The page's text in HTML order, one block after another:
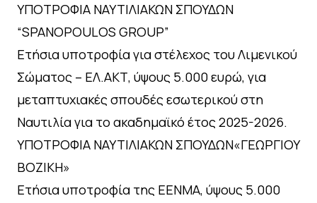
ΥΠΟΤΡΟΦΙΑ ΝΑΥΤΙΛΙΑΚΩΝ ΣΠΟΥΔΩΝ
“SPANOPOULOS GROUP”
Ετήσια υποτροφία για στέλεχος του Λιμενικού
Σώματος – ΕΛ.ΑΚΤ, ύψους 5.000 ευρώ, για
μεταπτυχιακές σπουδές εσωτερικού στη
Ναυτιλία για το ακαδημαϊκό έτος 2025-2026.
ΥΠΟΤΡΟΦΙΑ ΝΑΥΤΙΛΙΑΚΩΝ ΣΠΟΥΔΩΝ«ΓΕΩΡΓΙΟΥ
ΒΟΖΙΚΗ»
Ετήσια υποτροφία της ΕΕΝΜΑ, ύψους 5.000